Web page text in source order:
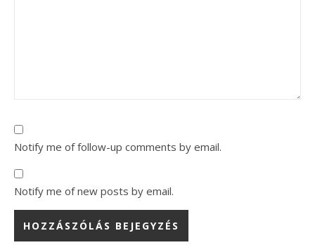
Notify me of follow-up comments by email.
Notify me of new posts by email.